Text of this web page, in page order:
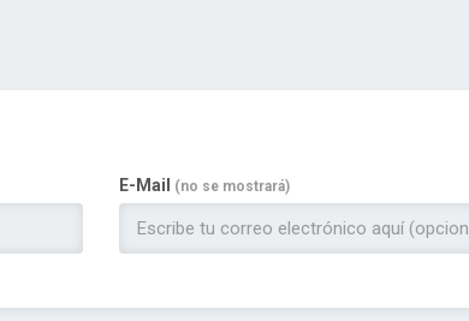
E-Mail (no se mostrará)